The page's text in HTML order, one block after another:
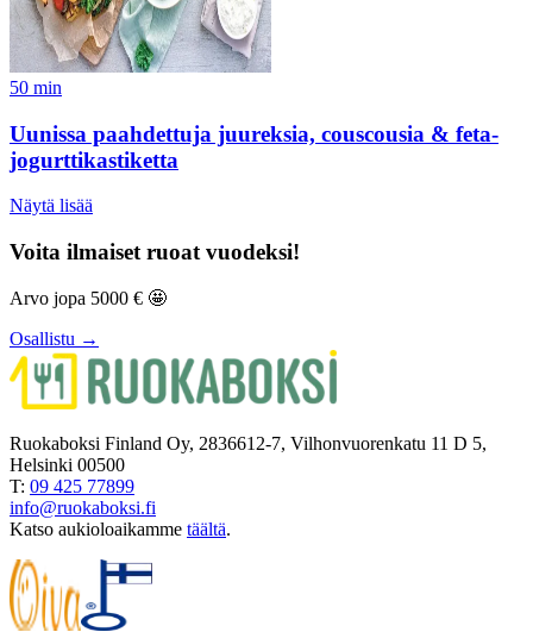
50 min
Uunissa paahdettuja juureksia, couscousia & feta-
jogurttikastiketta
Näytä lisää
Voita ilmaiset ruoat vuodeksi!
Arvo jopa 5000 € 🤩
Osallistu →
Ruokaboksi Finland Oy, 2836612-7, Vilhonvuorenkatu 11 D 5,
Helsinki 00500
T: 09 425 77899
info@ruokaboksi.fi
Katso aukioloaikamme täältä.